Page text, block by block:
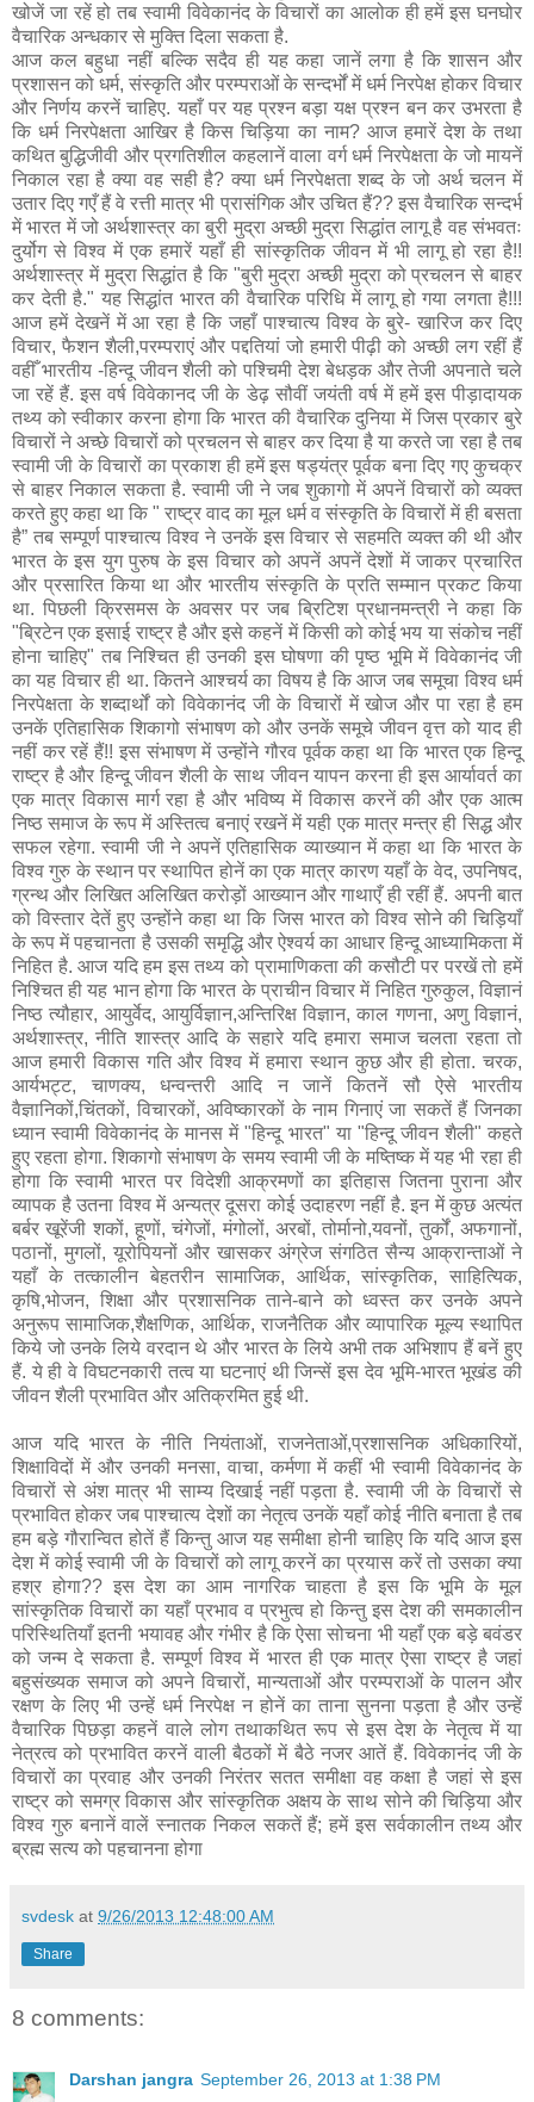
खोजें जा रहें हो तब स्वामी विवेकानंद के विचारों का आलोक ही हमें इस घनघोर
वैचारिक अन्धकार से मुक्ति दिला सकता है.
आज कल बहुधा नहीं बल्कि सदैव ही यह कहा जानें लगा है कि शासन और
प्रशासन को धर्म, संस्कृति और परम्पराओं के सन्दर्भों में धर्म निरपेक्ष होकर विचार
और निर्णय करनें चाहिए. यहाँ पर यह प्रश्न बड़ा यक्ष प्रश्न बन कर उभरता है
कि धर्म निरपेक्षता आखिर है किस चिड़िया का नाम? आज हमारें देश के तथा
कथित बुद्धिजीवी और प्रगतिशील कहलानें वाला वर्ग धर्म निरपेक्षता के जो मायनें
निकाल रहा है क्या वह सही है? क्या धर्म निरपेक्षता शब्द के जो अर्थ चलन में
उतार दिए गएँ हैं वे रत्ती मात्र भी प्रासंगिक और उचित हैं?? इस वैचारिक सन्दर्भ
में भारत में जो अर्थशास्त्र का बुरी मुद्रा अच्छी मुद्रा सिद्धांत लागू है वह संभवतः
दुर्योग से विश्व में एक हमारें यहाँ ही सांस्कृतिक जीवन में भी लागू हो रहा है!!
अर्थशास्त्र में मुद्रा सिद्धांत है कि "बुरी मुद्रा अच्छी मुद्रा को प्रचलन से बाहर
कर देती है." यह सिद्धांत भारत की वैचारिक परिधि में लागू हो गया लगता है!!!
आज हमें देखनें में आ रहा है कि जहाँ पाश्चात्य विश्व के बुरे- खारिज कर दिए
विचार, फैशन शैली,परम्पराएं और पद्दतियां जो हमारी पीढ़ी को अच्छी लग रहीं हैं
वहीँ भारतीय -हिन्दू जीवन शैली को पश्चिमी देश बेधड़क और तेजी अपनाते चले
जा रहें हैं. इस वर्ष विवेकानद जी के डेढ़ सौवीं जयंती वर्ष में हमें इस पीड़ादायक
तथ्य को स्वीकार करना होगा कि भारत की वैचारिक दुनिया में जिस प्रकार बुरे
विचारों ने अच्छे विचारों को प्रचलन से बाहर कर दिया है या करते जा रहा है तब
स्वामी जी के विचारों का प्रकाश ही हमें इस षड्यंत्र पूर्वक बना दिए गए कुचक्र
से बाहर निकाल सकता है. स्वामी जी ने जब शुकागो में अपनें विचारों को व्यक्त
करते हुए कहा था कि " राष्ट्र वाद का मूल धर्म व संस्कृति के विचारों में ही बसता
है” तब सम्पूर्ण पाश्चात्य विश्व ने उनकें इस विचार से सहमति व्यक्त की थी और
भारत के इस युग पुरुष के इस विचार को अपनें अपनें देशों में जाकर प्रचारित
और प्रसारित किया था और भारतीय संस्कृति के प्रति सम्मान प्रकट किया
था. पिछली क्रिसमस के अवसर पर जब ब्रिटिश प्रधानमन्त्री ने कहा कि
"ब्रिटेन एक इसाई राष्ट्र है और इसे कहनें में किसी को कोई भय या संकोच नहीं
होना चाहिए" तब निश्चित ही उनकी इस घोषणा की पृष्ठ भूमि में विवेकानंद जी
का यह विचार ही था. कितने आश्चर्य का विषय है कि आज जब समूचा विश्व धर्म
निरपेक्षता के शब्दार्थों को विवेकानंद जी के विचारों में खोज और पा रहा है हम
उनकें एतिहासिक शिकागो संभाषण को और उनकें समूचे जीवन वृत्त को याद ही
नहीं कर रहें हैं!! इस संभाषण में उन्होंने गौरव पूर्वक कहा था कि भारत एक हिन्दू
राष्ट्र है और हिन्दू जीवन शैली के साथ जीवन यापन करना ही इस आर्यावर्त का
एक मात्र विकास मार्ग रहा है और भविष्य में विकास करनें की और एक आत्म
निष्ठ समाज के रूप में अस्तित्व बनाएं रखनें में यही एक मात्र मन्त्र ही सिद्ध और
सफल रहेगा. स्वामी जी ने अपनें एतिहासिक व्याख्यान में कहा था कि भारत के
विश्व गुरु के स्थान पर स्थापित होनें का एक मात्र कारण यहाँ के वेद, उपनिषद,
ग्रन्थ और लिखित अलिखित करोड़ों आख्यान और गाथाएँ ही रहीं हैं. अपनी बात
को विस्तार देतें हुए उन्होंने कहा था कि जिस भारत को विश्व सोने की चिड़ियाँ
के रूप में पहचानता है उसकी समृद्धि और ऐश्वर्य का आधार हिन्दू आध्यामिकता में
निहित है. आज यदि हम इस तथ्य को प्रामाणिकता की कसौटी पर परखें तो हमें
निश्चित ही यह भान होगा कि भारत के प्राचीन विचार में निहित गुरुकुल, विज्ञानं
निष्ठ त्यौहार, आयुर्वेद, आयुर्विज्ञान,अन्तिरिक्ष विज्ञान, काल गणना, अणु विज्ञानं,
अर्थशास्त्र, नीति शास्त्र आदि के सहारे यदि हमारा समाज चलता रहता तो
आज हमारी विकास गति और विश्व में हमारा स्थान कुछ और ही होता. चरक,
आर्यभट्ट, चाणक्य, धन्वन्तरी आदि न जानें कितनें सौ ऐसे भारतीय
वैज्ञानिकों,चिंतकों, विचारकों, अविष्कारकों के नाम गिनाएं जा सकतें हैं जिनका
ध्यान स्वामी विवेकानंद के मानस में "हिन्दू भारत" या "हिन्दू जीवन शैली" कहते
हुए रहता होगा. शिकागो संभाषण के समय स्वामी जी के मष्तिष्क में यह भी रहा ही
होगा कि स्वामी भारत पर विदेशी आक्रमणों का इतिहास जितना पुराना और
व्यापक है उतना विश्व में अन्यत्र दूसरा कोई उदाहरण नहीं है. इन में कुछ अत्यंत
बर्बर खूरेंजी शकों, हूणों, चंगेजों, मंगोलों, अरबों, तोर्मानो,यवनों, तुर्कों, अफगानों,
पठानों, मुगलों, यूरोपियनों और खासकर अंग्रेज संगठित सैन्य आक्रान्ताओं ने
यहाँ के तत्कालीन बेहतरीन सामाजिक, आर्थिक, सांस्कृतिक, साहित्यिक,
कृषि,भोजन, शिक्षा और प्रशासनिक ताने-बाने को ध्वस्त कर उनके अपने
अनुरूप सामाजिक,शैक्षणिक, आर्थिक, राजनैतिक और व्यापारिक मूल्य स्थापित
किये जो उनके लिये वरदान थे और भारत के लिये अभी तक अभिशाप हैं बनें हुए
हैं. ये ही वे विघटनकारी तत्व या घटनाएं थी जिन्सें इस देव भूमि-भारत भूखंड की
जीवन शैली प्रभावित और अतिक्रमित हुई थी.
आज यदि भारत के नीति नियंताओं, राजनेताओं,प्रशासनिक अधिकारियों,
शिक्षाविदों में और उनकी मनसा, वाचा, कर्मणा में कहीं भी स्वामी विवेकानंद के
विचारों से अंश मात्र भी साम्य दिखाई नहीं पड़ता है. स्वामी जी के विचारों से
प्रभावित होकर जब पाश्चात्य देशों का नेतृत्व उनकें यहाँ कोई नीति बनाता है तब
हम बड़े गौरान्वित होतें हैं किन्तु आज यह समीक्षा होनी चाहिए कि यदि आज इस
देश में कोई स्वामी जी के विचारों को लागू करनें का प्रयास करें तो उसका क्या
हश्र होगा?? इस देश का आम नागरिक चाहता है इस कि भूमि के मूल
सांस्कृतिक विचारों का यहाँ प्रभाव व प्रभुत्व हो किन्तु इस देश की समकालीन
परिस्थितियाँ इतनी भयावह और गंभीर है कि ऐसा सोचना भी यहाँ एक बड़े बवंडर
को जन्म दे सकता है. सम्पूर्ण विश्व में भारत ही एक मात्र ऐसा राष्ट्र है जहां
बहुसंख्यक समाज को अपने विचारों, मान्यताओं और परम्पराओं के पालन और
रक्षण के लिए भी उन्हें धर्म निरपेक्ष न होनें का ताना सुनना पड़ता है और उन्हें
वैचारिक पिछड़ा कहनें वाले लोग तथाकथित रूप से इस देश के नेतृत्व में या
नेत्रत्व को प्रभावित करनें वाली बैठकों में बैठे नजर आतें हैं. विवेकानंद जी के
विचारों का प्रवाह और उनकी निरंतर सतत समीक्षा वह कक्षा है जहां से इस
राष्ट्र को समग्र विकास और सांस्कृतिक अक्षय के साथ सोने की चिड़िया और
विश्व गुरु बनानें वालें स्नातक निकल सकतें हैं; हमें इस सर्वकालीन तथ्य और
ब्रह्म सत्य को पहचानना होगा
svdesk at 9/26/2013 12:48:00 AM
Share
8 comments:
Darshan jangra September 26, 2013 at 1:38 PM